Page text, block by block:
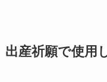
出産祈願で使用